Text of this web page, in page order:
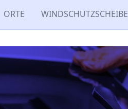
ORTE WINDSCHUTZSCHEIBE